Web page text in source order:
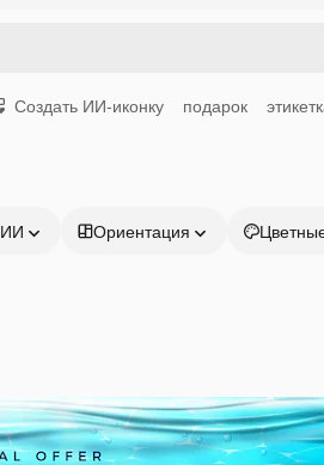
Создать ИИ-иконку подарок
Ориентация